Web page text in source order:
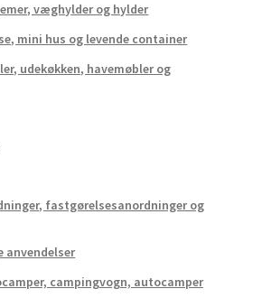
væghylder og hylder
mini hus og levende container
udekøkken, havemøbler og
fastgørelsesanordninger og
campingvogn, autocamper